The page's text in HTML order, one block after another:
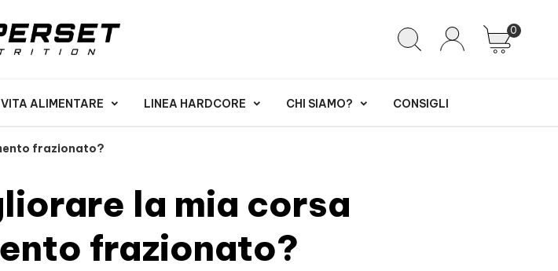
0
ALIMENTARE LINEA HARDCORE CHI SIAMO? CONSIGLI
frazionato?
la mia corsa
frazionato?